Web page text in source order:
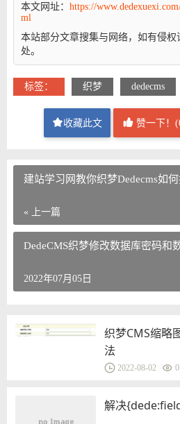
本文网址： https://
ml
本站部分文章搜集与网络，如有侵
处。
标签： 织梦 dedecms
收藏此文 赞一下！(
建站学习网教你织梦Dedecms如何
« 上一篇
DedeCMS织梦修改数据库密码和
2022年07月05日
织梦CMS缩略
法
2022-08-02 0
解决